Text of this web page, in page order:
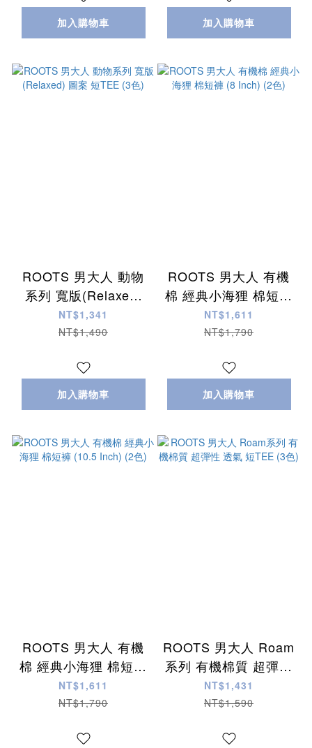
加入購物車 加入購物車
ROOTS 男大人 動物
系列 寬版(Relaxed)
圖案 短TEE (3色)
NT$1,341
NT$1,490
加入購物車
ROOTS 男大人 有機
棉 經典小海狸 棉短褲
(8 Inch) (2色)
NT$1,611
NT$1,790
加入購物車
ROOTS 男大人 有機
棉 經典小海狸 棉短褲
(10.5 Inch) (2色)
NT$1,611
NT$1,790
ROOTS 男大人 Roam
系列 有機棉質 超彈性
透氣 短TEE (3色)
NT$1,431
NT$1,590